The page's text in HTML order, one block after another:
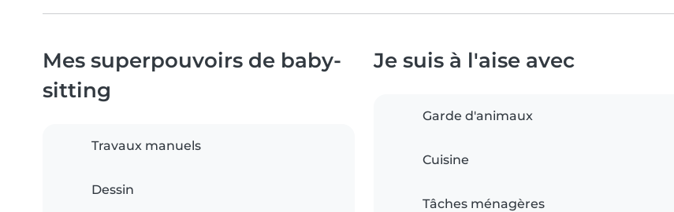
Mes superpouvoirs de baby-
sitting
Travaux manuels
Dessin
Je suis à l'aise avec
Garde d'animaux
Cuisine
Tâches ménagères